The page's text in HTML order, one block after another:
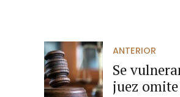
ANTERIOR
Se
juez